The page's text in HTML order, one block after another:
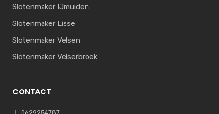
Slotenmaker IJmuiden
Slotenmaker Lisse
Slotenmaker Velsen
Slotenmaker Velserbroek
CONTACT
0629254787